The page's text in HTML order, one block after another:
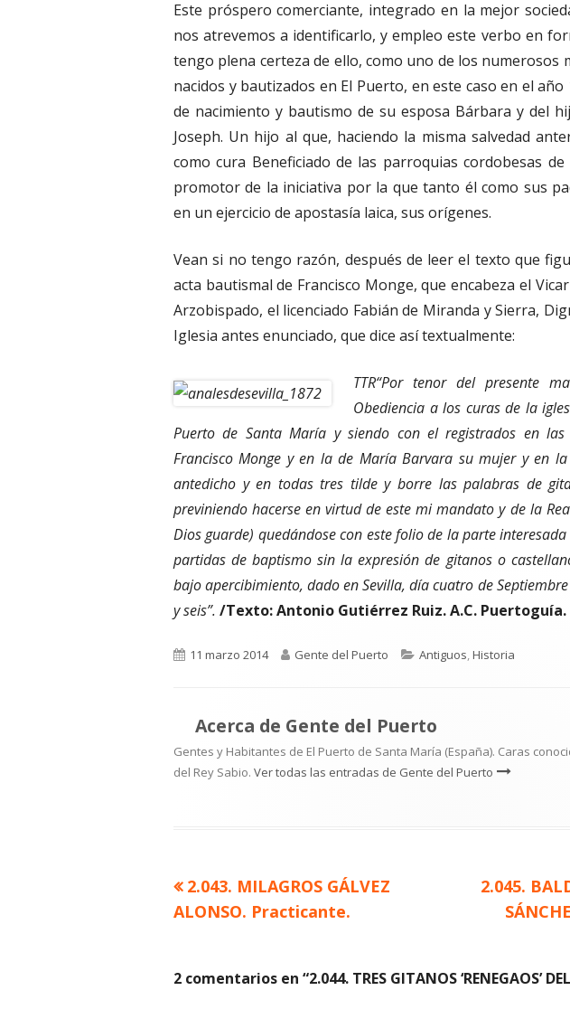
Este próspero comerciante, integrado en la mejor
nos atrevemos a identificarlo, y empleo este verbo en
tengo plena certeza de ello, como uno de los numerosos
nacidos y bautizados en El Puerto, en este caso en el
de nacimiento y bautismo de su esposa Bárbara y del
Joseph. Un hijo al que, haciendo la misma salvedad
como cura Beneficiado de las parroquias cordobesas
promotor de la iniciativa por la que tanto él como sus
en un ejercicio de apostasía laica, sus orígenes.
Vean si no tengo razón, después de leer el texto que
acta bautismal de Francisco Monge, que encabeza el
Arzobispado, el licenciado Fabián de Miranda y Sierra,
Iglesia antes enunciado, que dice así textualmente:
TTR“Por tenor del presente
Obediencia a los curas de la
Puerto de Santa María y siendo con el registrados en
Francisco Monge y en la de María Barvara su mujer y en
antedicho y en todas tres tilde y borre las palabras de
previniendo hacerse en virtud de este mi mandato y de la
Dios guarde) quedándose con este folio de la parte
partidas de baptismo sin la expresión de gitanos o
bajo apercibimiento, dado en Sevilla, día cuatro de
y seis”. /Texto: Antonio Gutiérrez Ruiz. A.C. Puertoguía.
Publicado
11 marzo 2014 Autor
Gente del Puerto Categorías
Antiguos,Historia
Acerca de Gente del Puerto
Gentes y Habitantes de El Puerto de Santa María (España). Caras
del Rey Sabio. Ver todas las entradas de Gente del Puerto
Navegación
entradas
Artículo
anterior
2.043. MILAGROS GÁLVEZ
ALONSO. Practicante.
Artículo
siguiente
2.045.
2 comentarios en “2.044. TRES GITANOS ‘RENEGAOS’